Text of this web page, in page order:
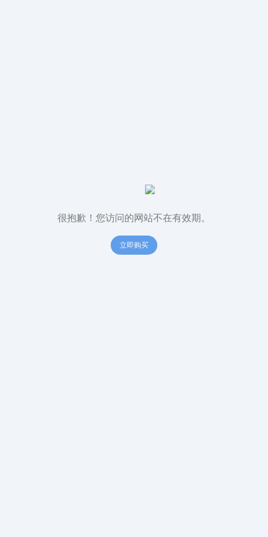
很抱歉！您访问的网站不在有效期。
立即购买